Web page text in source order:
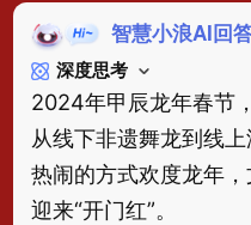
智慧小浪AI回
深度思考
2024年甲辰龙年春节
从线下非遗舞龙到线
热闹的方式欢度龙年
迎来“开门红”。